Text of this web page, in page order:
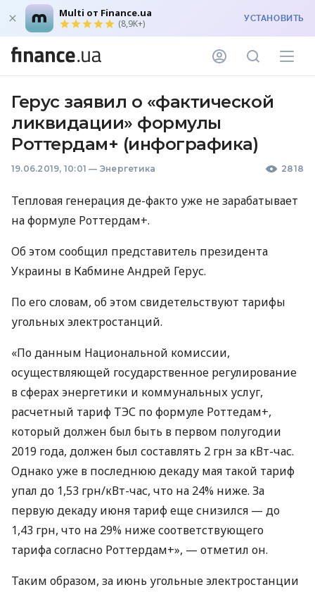
Multi от Finance.ua
(8,9K+) УСТАНОВИТЬ
Герус заявил о «фактической
ликвидации» формулы
Роттердам+ (инфографика)
19.06.2019, 10:01 — Энергетика 2818
Тепловая генерация де-факто уже не зарабатывает
на формуле Роттердам+.
Об этом сообщил представитель президента
Украины в Кабмине Андрей Герус.
По его словам, об этом свидетельствуют тарифы
угольных электростанций.
«По данным Национальной комиссии,
осуществляющей государственное регулирование
в сферах энергетики и коммунальных услуг,
расчетный тариф ТЭС по формуле Роттедам+,
который должен был быть в первом полугодии
2019 года, должен был составлять 2 грн за кВт-час.
Однако уже в последнюю декаду мая такой тариф
упал до 1,53 грн/кВт-час, что на 24% ниже. За
первую декаду июня тариф еще снизился — до
1,43 грн, что на 29% ниже соответствующего
тарифа согласно Роттердам+», — отметил он.
Таким образом, за июнь угольные электростанции